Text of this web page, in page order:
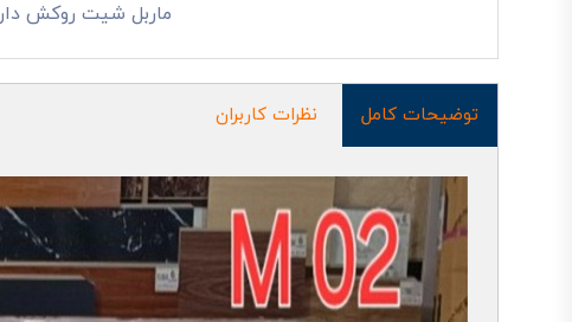
ماربل شیت روکش دار
توضیحات کامل نظرات کاربران